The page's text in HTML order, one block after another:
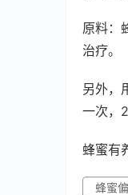
原料：
治疗。
另外，
一次，
蜂蜜有
蜂蜜